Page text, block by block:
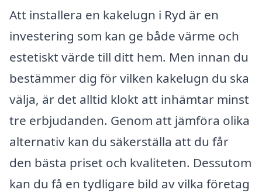
Att installera en kakelugn i Ryd är en
investering som kan ge både värme och
estetiskt värde till ditt hem. Men innan du
bestämmer dig för vilken kakelugn du ska
välja, är det alltid klokt att inhämtar minst
tre erbjudanden. Genom att jämföra olika
alternativ kan du säkerställa att du får
den bästa priset och kvaliteten. Dessutom
kan du få en tydligare bild av vilka företag